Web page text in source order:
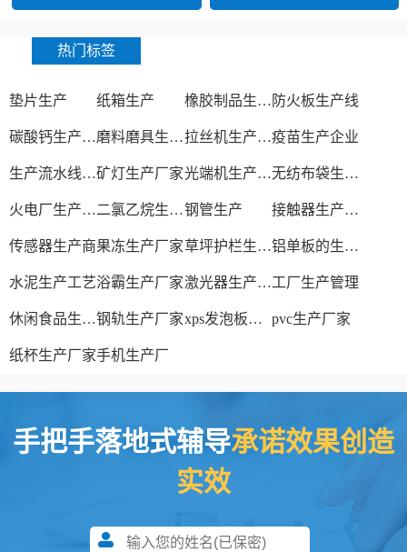
热门标签
垫片生产 纸箱生产 橡胶制品生产厂 防火板生产线
碳酸钙生产设备 磨料磨具生产厂家 拉丝机生产厂家疫苗生产企业
生产流水线设备矿灯生产厂家 光端机生产厂家 无纺布袋生产厂家
火电厂生产过程 二氯乙烷生产厂家钢管生产 接触器生产厂家
传感器生产商果冻生产厂家 草坪护栏生产厂家 铝单板的生产厂家
水泥生产工艺浴霸生产厂家 激光器生产厂家工厂生产管理
休闲食品生产线钢轨生产厂家 xps发泡板材生产线 pvc生产厂家
纸杯生产厂家手机生产厂
手把手落地式辅导承诺效果创造
实效